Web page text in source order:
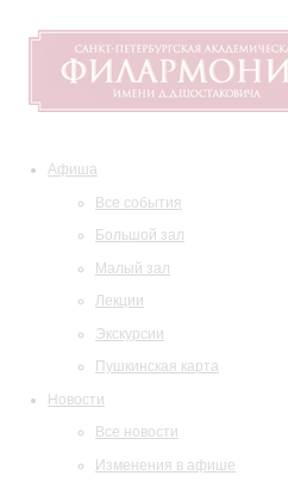
Афиша
Все события
Большой зал
Малый зал
Лекции
Экскурсии
Пушкинская карта
Новости
Все новости
Изменения в афише